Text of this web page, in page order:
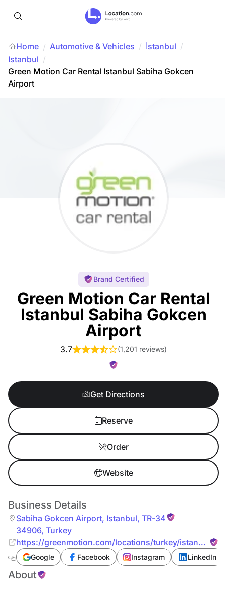
Home / Automotive & Vehicles / İstanbul /
Istanbul /
Green Motion Car Rental Istanbul Sabiha Gokcen
Airport
Brand Certified
Green Motion Car Rental
Istanbul Sabiha Gokcen
Airport
3.7 (1,201 reviews)
Get Directions
Reserve
Order
Website
Business Details
Sabiha Gokcen Airport, Istanbul, TR-34
34906, Turkey
https://greenmotion.com/locations/turkey/istanbul-
sabiha-gokcen-airport
Google Facebook Instagram LinkedIn
About